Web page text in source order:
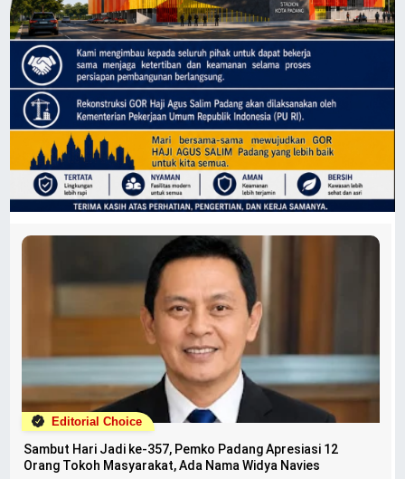
Editorial Choice
Sambut Hari Jadi ke-357, Pemko Padang Apresiasi 12
Orang Tokoh Masyarakat, Ada Nama Widya Navies